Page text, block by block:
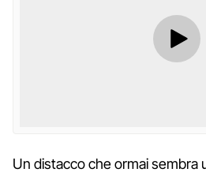
Un distacco che ormai sembra